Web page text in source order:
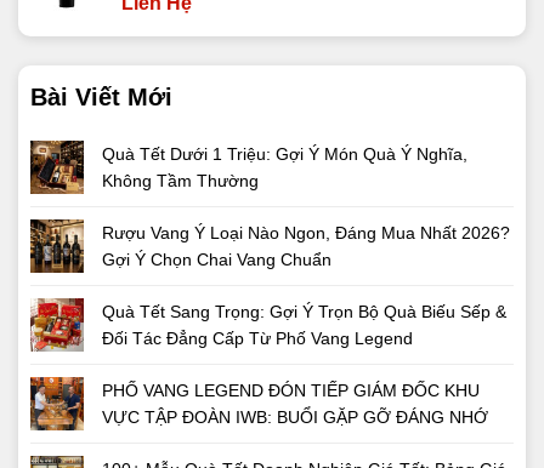
Bài Viết Mới
Quà Tết Dưới 1 Triệu: Gợi Ý Món Quà Ý Nghĩa,
Không Tầm Thường
Rượu Vang Ý Loại Nào Ngon, Đáng Mua Nhất 2026?
Gợi Ý Chọn Chai Vang Chuẩn
Quà Tết Sang Trọng: Gợi Ý Trọn Bộ Quà Biếu Sếp &
Đối Tác Đẳng Cấp Từ Phố Vang Legend
PHỐ VANG LEGEND ĐÓN TIẾP GIÁM ĐỐC KHU
VỰC TẬP ĐOÀN IWB: BUỔI GẶP GỠ ĐÁNG NHỚ